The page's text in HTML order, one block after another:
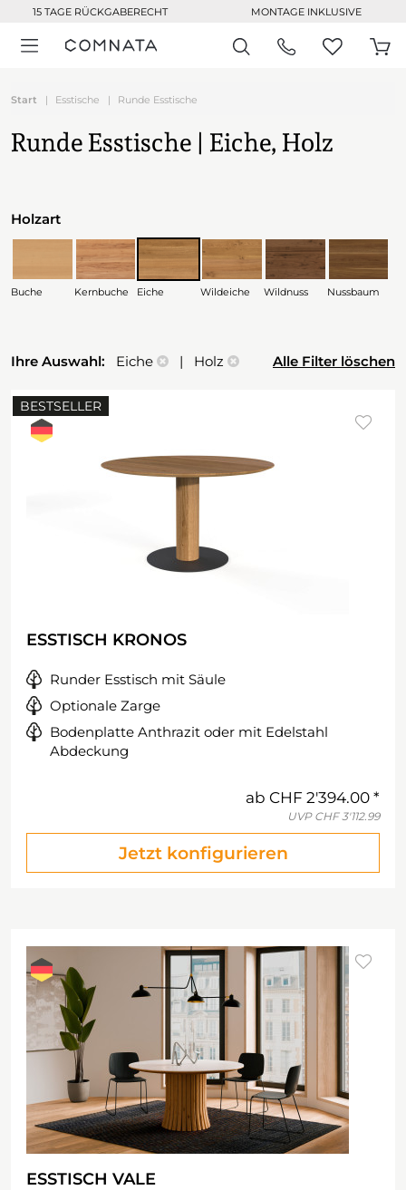
15 TAGE RÜCKGABERECHT MONTAGE INKLUSIVE
Start Esstische Runde Esstische
Runde Esstische | Eiche, Holz
Holzart
Buche Kernbuche Eiche Wildeiche Wildnuss Nussbaum
Ihre Auswahl: Eiche | Holz Alle Filter löschen
BESTSELLER
ESSTISCH KRONOS
Runder Esstisch mit Säule
Optionale Zarge
Bodenplatte Anthrazit oder mit Edelstahl
Abdeckung
ab CHF 2'394.00
UVP CHF 3'112.99
Jetzt konfigurieren
ESSTISCH VALE